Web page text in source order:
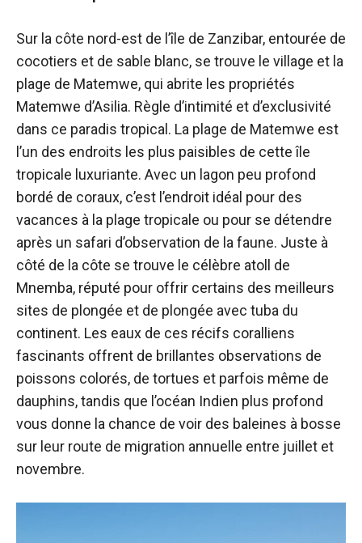
Sur la côte nord-est de l’île de Zanzibar, entourée de
cocotiers et de sable blanc, se trouve le village et la
plage de Matemwe, qui abrite les propriétés
Matemwe d’Asilia. Règle d’intimité et d’exclusivité
dans ce paradis tropical. La plage de Matemwe est
l’un des endroits les plus paisibles de cette île
tropicale luxuriante. Avec un lagon peu profond
bordé de coraux, c’est l’endroit idéal pour des
vacances à la plage tropicale ou pour se détendre
après un safari d’observation de la faune. Juste à
côté de la côte se trouve le célèbre atoll de
Mnemba, réputé pour offrir certains des meilleurs
sites de plongée et de plongée avec tuba du
continent. Les eaux de ces récifs coralliens
fascinants offrent de brillantes observations de
poissons colorés, de tortues et parfois même de
dauphins, tandis que l’océan Indien plus profond
vous donne la chance de voir des baleines à bosse
sur leur route de migration annuelle entre juillet et
novembre.